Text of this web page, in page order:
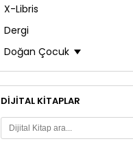
X-Libris
Dergi
Doğan Çocuk
Öykü / Roman
Anı Biyografi
Anne Baba Akademisi
Araştırma - İnceleme
DIJITAL KITAPLAR